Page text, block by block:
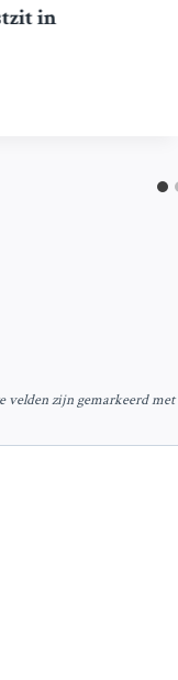
in
velden zijn gemarkeerd met